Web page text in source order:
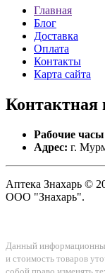
Главная
Блог
Доставка
Оплата
Контакты
Карта сайта
Контактная
Рабочие
Адрес: г.
Аптека Знахарь ©
ООО "Знахарь".
Данный
и стоимость товаров